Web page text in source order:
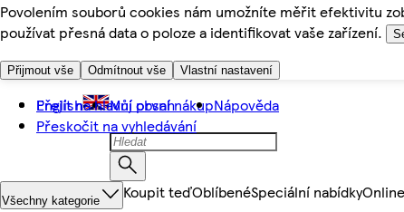
Povolením souborů cookies nám umožníte měřit efektivitu
používat přesná data o poloze a identifikovat vaše zařízení.
Přijmout vše Odmítnout vše Vlastní nastavení
Přejít na hlavní obsah
Přeskočit na vyhledávání
English Můj první nákupNápověda
Všechny kategorie Koupit teďOblíbenéSpeciální nabídky